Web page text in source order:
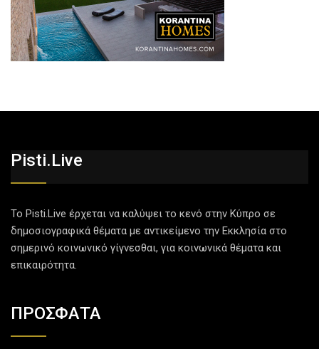
Pisti.live
Το Pisti.Live έρχεται να καλύψει το κενό στην Κύπρο σε
δημοσιογραφικά θέματα με αντικείμενο την Εκκλησία στο
σημερινό κοινωνικό γίγνεσθαι, για κοινωνικά θέματα και
επικαιρότητα.
ΠΡΟΣΦΑΤΑ